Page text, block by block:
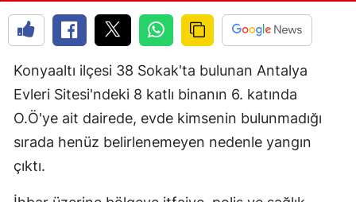
Konyaaltı ilçesi 38 Sokak'ta bulunan Antalya
Evleri Sitesi'ndeki 8 katlı binanın 6. katında
O.Ö'ye ait dairede, evde kimsenin bulunmadığı
sırada henüz belirlenemeyen nedenle yangın
çıktı.